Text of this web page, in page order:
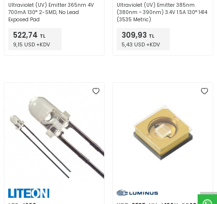
Ultraviolet (UV) Emitter 365nm 4V
700mA 130° 2-SMD, No Lead
Exposed Pad
522,74 TL
9,15 USD +KDV
Ultraviolet (UV) Emitter 385nm
(380nm ~ 390nm) 3.4V 1.5A 130° 1414
(3535 Metric)
309,93 TL
5,43 USD +KDV